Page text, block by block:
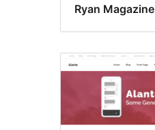
Ryan Magazine